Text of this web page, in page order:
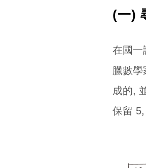
(一)
在國一
臘數
成的,
保留